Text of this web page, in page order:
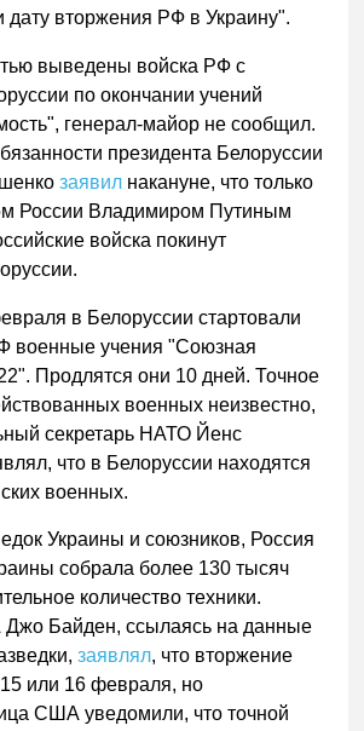
вторжения РФ в Украину".
выведены войска РФ с
по окончании учений
генерал-майор не сообщил.
президента Белоруссии
заявил накануне, что только
России Владимиром Путиным
войска покинут
в Белоруссии стартовали
военные учения "Союзная
Продлятся они 10 дней. Точное
военных неизвестно,
секретарь НАТО Йенс
что в Белоруссии находятся
военных.
Украины и союзников, Россия
собрала более 130 тысяч
количество техники.
Байден, ссылаясь на данные
заявлял, что вторжение
или 16 февраля, но
США уведомили, что точной